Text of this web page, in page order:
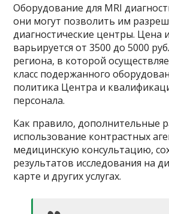
Оборудование для MRI
они могут позволить им
диагностические центры. Цена
варьируется от 3500 до 5000
региона, в которой
класс подержанного
политика Центра и
персонала.
Как правило, дополнительные
использование контрастных
медицинскую консультацию,
результатов исследования на
карте и других услугах.